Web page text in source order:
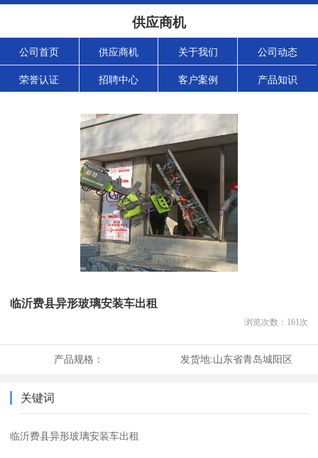
供应商机
公司首页 供应商机 关于我们 公司动态
荣誉认证 招聘中心 客户案例 产品知识
临沂费县异形玻璃安装车出租
浏览次数： 161次
产品规格： 发货地:山东省青岛城阳区
关键词
临沂费县异形玻璃安装车出租